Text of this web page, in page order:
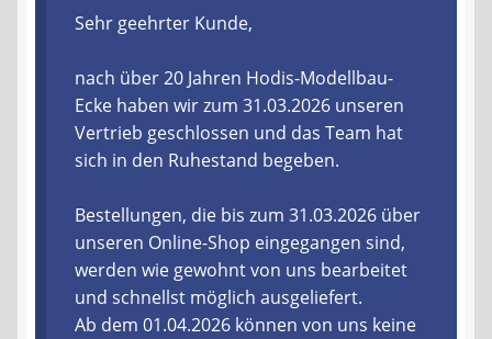
Shop
Warenkorb
Ablauf einer Bestellung
Zahlungsarten
Lieferzeit & Verfügbarkeit
Sehr geehrter Kunde,
nach über 20 Jahren Hodis-Modellbau-
Ecke haben wir zum 31.03.2026 unseren
Vertrieb geschlossen und das Team hat
sich in den Ruhestand begeben.
Bestellungen, die bis zum 31.03.2026 über
unseren Online-Shop eingegangen sind,
werden wie gewohnt von uns bearbeitet
und schnellst möglich ausgeliefert.
Ab dem 01.04.2026 können von uns keine